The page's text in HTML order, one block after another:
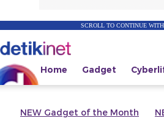
SCROLL TO CONTINUE
Home Gadget
NEW Gadget of the Month